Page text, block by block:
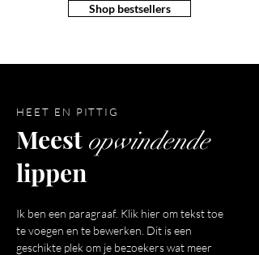
Shop bestsellers
HEET EN PITTIG
Meest opwindende
lippen
Ik ben een paragraaf. Klik hier om tekst toe
te voegen en te bewerken. Dit is een
geschikte plek om je bezoekers wat meer